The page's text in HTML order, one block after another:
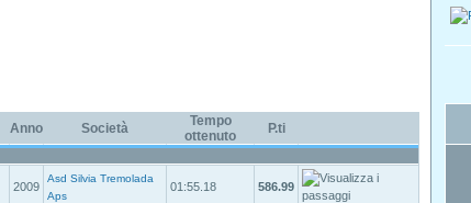
Anno Società
Tempo
ottenuto
P.ti
2009
Asd Silvia Tremolada
Aps
01:55.18 586.99